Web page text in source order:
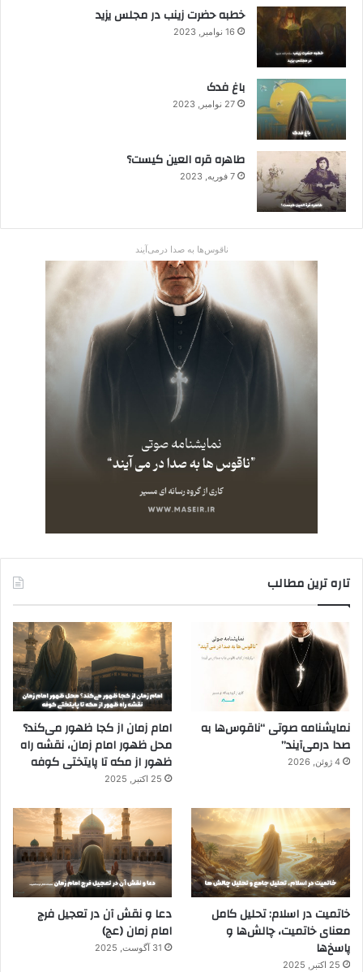
خطبه حضرت زینب در مجلس یزید
16 نوامبر, 2023
باغ فدک
27 نوامبر, 2023
طاهره قره العین کیست؟
7 فوریه, 2023
ناقوس‌ها به صدا در‌می‌آیند
تاره ترین مطالب
نمایشنامه صوتی “ناقوس‌ها به
صدا در‌می‌آیند”
4 ژوئن, 2026
امام زمان از کجا ظهور می‌کند؟
محل ظهور امام زمان، نقشه راه
ظهور از مکه تا پایتختی کوفه
25 اکتبر, 2025
خاتمیت در اسلام: تحلیل کامل
معنای خاتمیت، چالش‌ها و
پاسخ‌ها
25 اکتبر, 2025
دعا و نقش آن در تعجیل فرج
امام زمان (عج)
31 آگوست, 2025